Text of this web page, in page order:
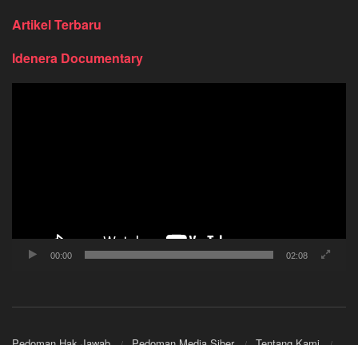
Artikel Terbaru
Idenera Documentary
00:00 02:08